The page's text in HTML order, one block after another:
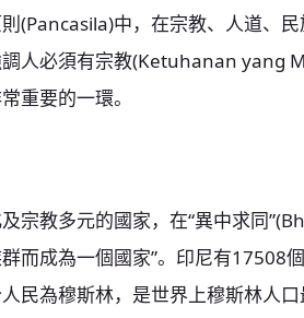
(Pancasila)中，在宗教、人道、
人必須有宗教(Ketuhanan yang
重要的一環。
宗教多元的國家，在“異中求同
而成為一個國家”。印尼有17508
民為穆斯林，是世界上穆斯林人口